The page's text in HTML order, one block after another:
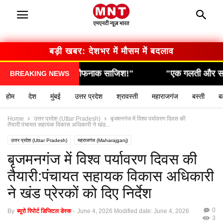
बड़ी खबर: देशभर में मौसम में बदलाव
BREAKING NEWS
"एक गलती और सब कुछ खत्म… देखिए कैसे हुआ हादसा!"
होम देश मुंबई उत्तर प्रदेश श्रावस्ती महाराजगंज बस्ती
Home उत्तर प्रदेश (Uttar Pradesh)
बृजमनगंज में विश्व पर्यावरण दिवस की
तैयारी:पंचायत सहायक विकास अधिकारी ने खंड...
उत्तर प्रदेश (Uttar Pradesh) महराजगंज (Maharajganj)
बृजमनगंज में विश्व पर्यावरण दिवस की
तैयारी:पंचायत सहायक विकास अधिकारी
ने खंड प्रेरकों को दिए निर्देश
By ब्यूरो रिपोर्ट डिजिटल डेस्क - June 4, 2026 Modified date: June 4, 2026
0
3